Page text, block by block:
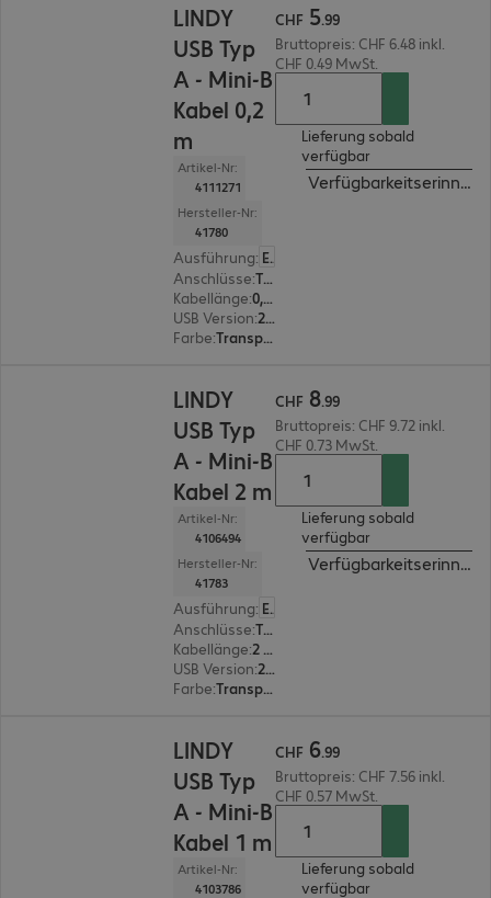
LINDY
USB Typ
A - Mini-B
Kabel 0,2
m
Artikel-Nr:
4111271
Hersteller-Nr:
41780
Ausführung:
Europäisch
Anschlüsse: Typ A | Typ Mini-B
Kabellänge:
0,2 m
USB Version: 2.0
Farbe: Transparent
CHF 5.99
Bruttopreis: CHF 6.48 inkl.
CHF 0.49 MwSt.
Lieferung sobald
verfügbar
LINDY
USB Typ
A - Mini-B
Kabel 2 m
Artikel-Nr:
4106494
Hersteller-Nr:
41783
Ausführung:
Europäisch
Anschlüsse: Typ A | Typ Mini-B
Kabellänge:
2 m
USB Version: 2.0
Farbe: Transparent
CHF 8.99
Bruttopreis: CHF 9.72 inkl.
CHF 0.73 MwSt.
Lieferung sobald
verfügbar
LINDY
USB Typ
A - Mini-B
Kabel 1 m
Artikel-Nr:
4103786
CHF 6.99
Bruttopreis: CHF 7.56 inkl.
CHF 0.57 MwSt.
Lieferung sobald
verfügbar